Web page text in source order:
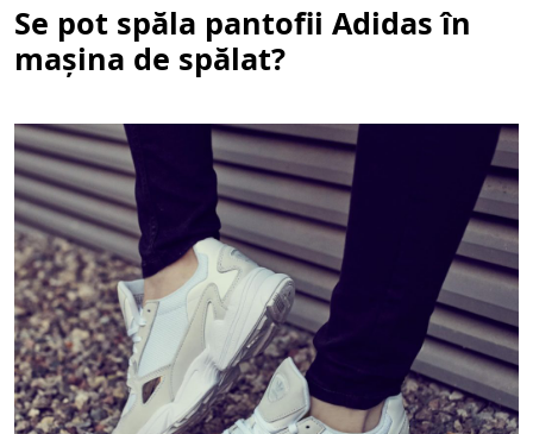
Se pot spăla pantofii Adidas în
mașina de spălat?